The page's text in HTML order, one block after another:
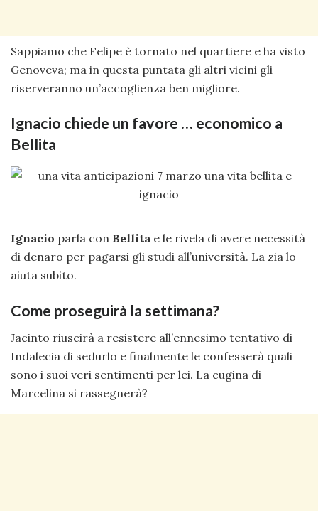
Sappiamo che Felipe è tornato nel quartiere e ha visto
Genoveva; ma in questa puntata gli altri vicini gli
riserveranno un’accoglienza ben migliore.
Ignacio chiede un favore … economico a
Bellita
Ignacio parla con Bellita e le rivela di avere necessità
di denaro per pagarsi gli studi all’università. La zia lo
aiuta subito.
Come proseguirà la settimana?
Jacinto riuscirà a resistere all’ennesimo tentativo di
Indalecia di sedurlo e finalmente le confesserà quali
sono i suoi veri sentimenti per lei. La cugina di
Marcelina si rassegnerà?